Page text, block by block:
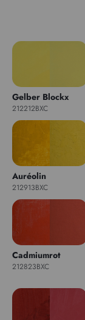
Gelber Blockx
212212BXC
Auréolin
212913BXC
Cadmiumrot
212823BXC